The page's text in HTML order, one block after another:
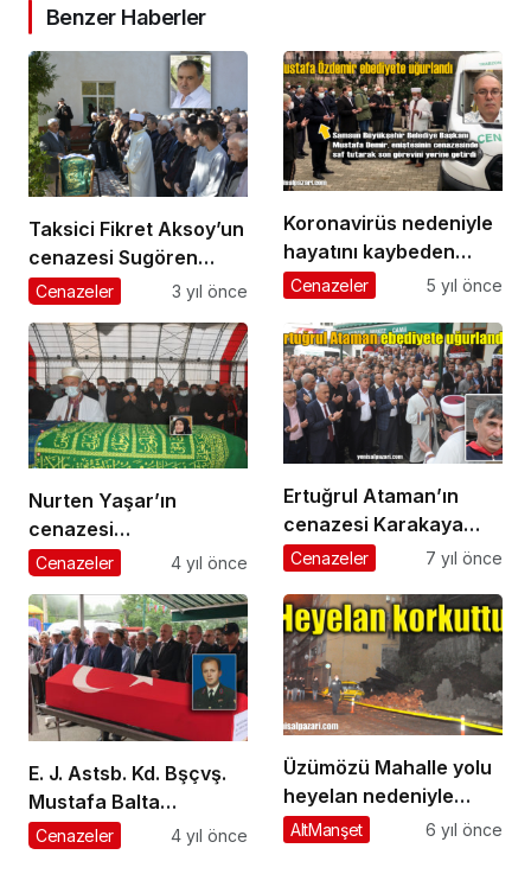
Benzer Haberler
Taksici Fikret Aksoy’un
cenazesi Sugören
Mahallesi’nde toprağa
Cenazeler 3 yıl önce
Koronavirüs nedeniyle
hayatını kaybeden
Mustafa Özdemir’in
Mahallesi’nde toprağa
verildi
Cenazeler 5 yıl önce
Nurten Yaşar’ın
cenazesi
Sayvançatak’ta
Cenazeler 4 yıl önce
Ertuğrul Ataman’ın
cenazesi Karakaya
Mahallesi’nde toprağa
Cenazeler 7 yıl önce
E. J. Astsb. Kd. Bşçvş.
Mustafa Balta
Geyikli’de son
Cenazeler 4 yıl önce
Üzümözü Mahalle yolu
heyelan nedeniyle
ulaşıma kapatıldı
AltManşet 6 yıl önce